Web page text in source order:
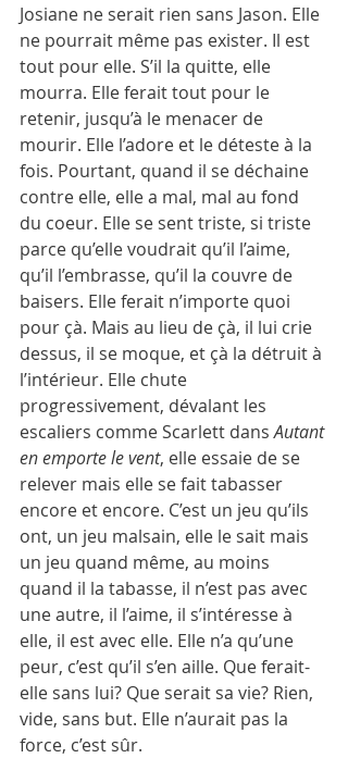
Josiane ne serait rien sans Jason. Elle
ne pourrait même pas exister. Il est
tout pour elle. S’il la quitte, elle
mourra. Elle ferait tout pour le
retenir, jusqu’à le menacer de
mourir. Elle l’adore et le déteste à la
fois. Pourtant, quand il se déchaine
contre elle, elle a mal, mal au fond
du coeur. Elle se sent triste, si triste
parce qu’elle voudrait qu’il l’aime,
qu’il l’embrasse, qu’il la couvre de
baisers. Elle ferait n’importe quoi
pour çà. Mais au lieu de çà, il lui crie
dessus, il se moque, et çà la détruit à
l’intérieur. Elle chute
progressivement, dévalant les
escaliers comme Scarlett dans Autant
en emporte le vent, elle essaie de se
relever mais elle se fait tabasser
encore et encore. C’est un jeu qu’ils
ont, un jeu malsain, elle le sait mais
un jeu quand même, au moins
quand il la tabasse, il n’est pas avec
une autre, il l’aime, il s’intéresse à
elle, il est avec elle. Elle n’a qu’une
peur, c’est qu’il s’en aille. Que ferait-
elle sans lui? Que serait sa vie? Rien,
vide, sans but. Elle n’aurait pas la
force, c’est sûr.